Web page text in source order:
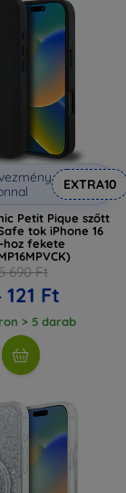
EXTRA10
Petit Pique szőtt
tok iPhone 16
hoz fekete
690 Ft
121 Ft
> 5 darab